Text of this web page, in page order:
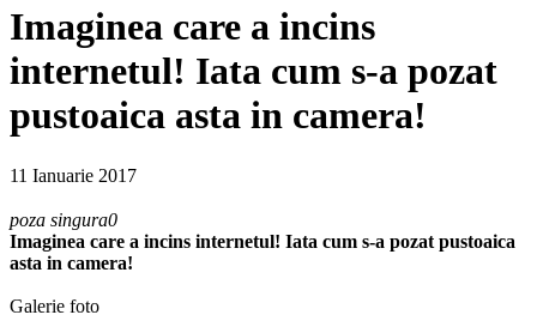
Imaginea care a incins
internetul! Iata cum s-a pozat
pustoaica asta in camera!
11 Ianuarie 2017
poza singura0
Imaginea care a incins internetul! Iata cum s-a pozat pustoaica
asta in camera!
Galerie foto